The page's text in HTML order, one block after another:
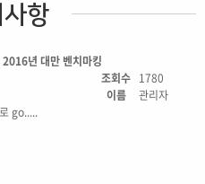
항
년 대만 벤치마킹
조회수 1780
이름
관리자
go.....